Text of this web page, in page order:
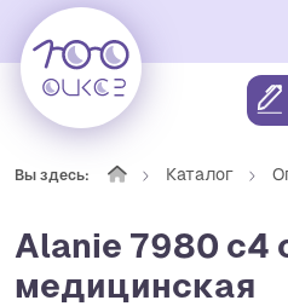
Вы здесь: Каталог
Alanie 7980 с4
медицинская